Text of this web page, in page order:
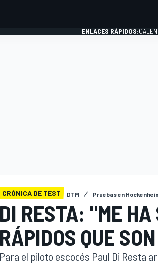
INDYCAR
ENLACES RÁPIDOS:
CRÓNICA DE TEST DTM Pruebas en
DI RESTA: "ME HA
RÁPIDOS QUE
Para el piloto escocés Paul Di Resta